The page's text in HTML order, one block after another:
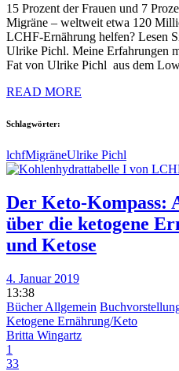
15 Prozent der Frauen und 7
Migräne – weltweit etwa 120
LCHF-Ernährung helfen? Lesen
Ulrike Pichl. Meine Erfahrungen
Fat von Ulrike Pichl aus dem
READ MORE
Schlagwörter:
lchfMigräneUlrike Pichl
Der Keto-Kompass:
über die ketogene
und Ketose
4. Januar 2019
13:38
Bücher Allgemein
Ketogene Ernährung/Keto
Britta Wingartz
1
33